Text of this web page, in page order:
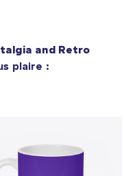
and Retro
plaire :